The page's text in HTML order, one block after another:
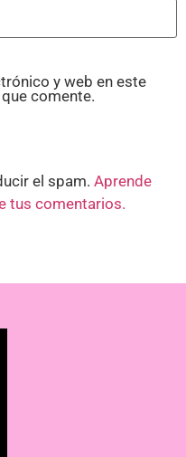
y web en este
comente.
el spam. Aprende
tus comentarios.